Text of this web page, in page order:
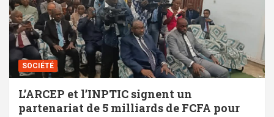
SOCIÉTÉ
L’ARCEP et l’INPTIC signent un
partenariat de 5 milliards de FCFA pour